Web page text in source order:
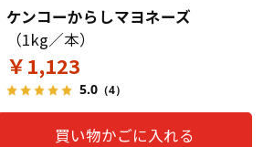
ケンコーからしマヨネーズ
（1kg／本）
￥1,123
5.0（4）
買い物かごに入れる